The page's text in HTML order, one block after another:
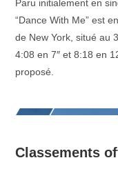
Paru initialement en
“Dance With Me” est
de New York, situé au
4:08 en 7″ et 8:18 en
proposé.
Classements